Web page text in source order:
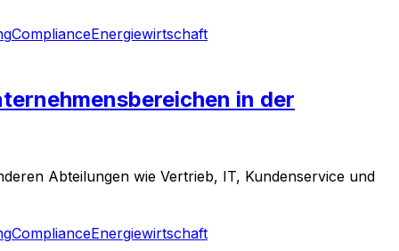
ComplianceEnergiewirtschaft
in der
Abteilungen wie Vertrieb, IT, Kundenservice und
ComplianceEnergiewirtschaft